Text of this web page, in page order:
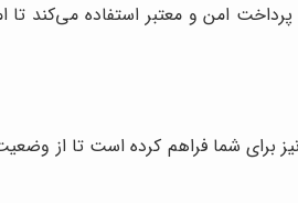
پرداخت امن و معتبر استفاده می‌کند تا
برای شما فراهم کرده است تا از